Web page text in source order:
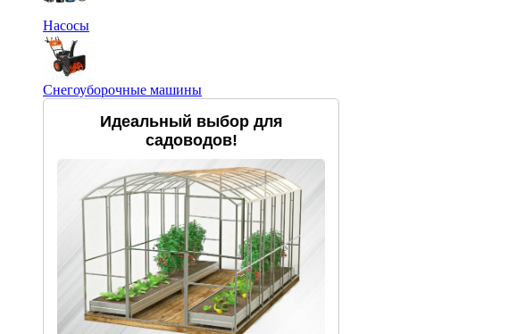
Насосы
Снегоуборочные машины
Идеальный выбор для
садоводов!